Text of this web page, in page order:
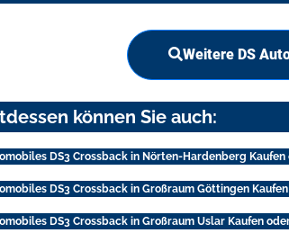
Weitere DS
können Sie auch:
DS3 Crossback in Nörten-Hardenberg Kaufen
DS3 Crossback in Großraum Göttingen
DS3 Crossback in Großraum Uslar Kaufen